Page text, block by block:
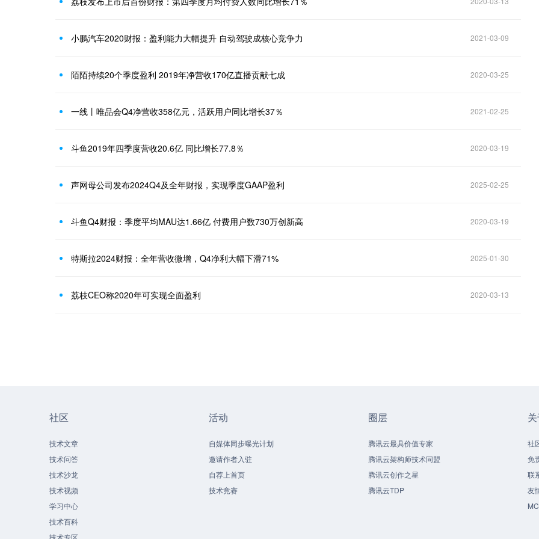
小鹏汽车2020财报：盈利能力大幅提升 自动驾驶成核心竞争力 2021-03-09
陌陌持续20个季度盈利 2019年净营收170亿直播贡献七成 2020-03-25
一线丨唯品会Q4净营收358亿元，活跃用户同比增长37％ 2021-02-25
斗鱼2019年四季度营收20.6亿 同比增长77.8％ 2020-03-19
声网母公司发布2024Q4及全年财报，实现季度GAAP盈利 2025-02-25
斗鱼Q4财报：季度平均MAU达1.66亿 付费用户数730万创新高 2020-03-19
特斯拉2024财报：全年营收微增，Q4净利大幅下滑71% 2025-01-30
荔枝CEO称2020年可实现全面盈利 2020-03-13
社区
技术文章
技术问答
技术沙龙
技术视频
学习中心
技术百科
技术专区
活动
自媒体同步曝光计划
邀请作者入驻
自荐上首页
技术竞赛
圈层
腾讯云最具价值专家
腾讯云架构师技术同盟
腾讯云创作之星
腾讯云TDP
社
免
联
友